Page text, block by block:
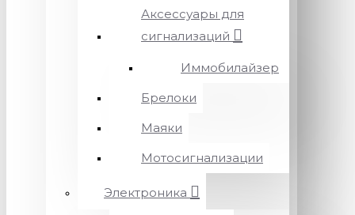
Аксессуары для
сигнализаций
Иммобилайзер
Брелоки
Маяки
Мотосигнализации
Электроника